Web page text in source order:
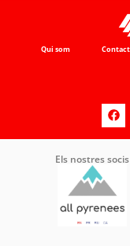
Qui som
Els nostres socis